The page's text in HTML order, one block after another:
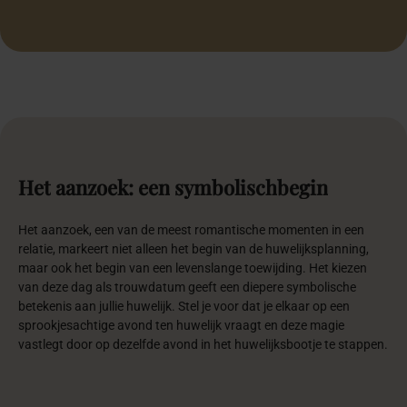
Het aanzoek: een symbolischbegin
Het aanzoek, een van de meest romantische momenten in een
relatie, markeert niet alleen het begin van de huwelijksplanning,
maar ook het begin van een levenslange toewijding. Het kiezen
van deze dag als trouwdatum geeft een diepere symbolische
betekenis aan jullie huwelijk. Stel je voor dat je elkaar op een
sprookjesachtige avond ten huwelijk vraagt en deze magie
vastlegt door op dezelfde avond in het huwelijksbootje te stappen.